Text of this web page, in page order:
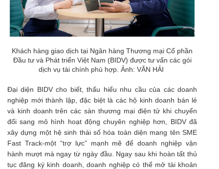
Khách hàng giao dịch tại Ngân hàng Thương mại Cổ phần
Đầu tư và Phát triển Việt Nam (BIDV) được tư vấn các gói
dịch vụ tài chính phù hợp. Ảnh: VĂN HẢI
Đại diện BIDV cho biết, thấu hiểu nhu cầu của các doanh
nghiệp mới thành lập, đặc biệt là các hộ kinh doanh bán lẻ
và kinh doanh trên các sàn thương mại điện tử khi chuyển
đổi sang mô hình hoạt động chuyên nghiệp hơn, BIDV đã
xây dựng một hệ sinh thái số hóa toàn diện mang tên SME
Fast Track-một “trợ lực” mạnh mẽ để doanh nghiệp vận
hành mượt mà ngay từ ngày đầu. Ngay sau khi hoàn tất thủ
tục đăng ký kinh doanh, doanh nghiệp có thể mở tài khoản